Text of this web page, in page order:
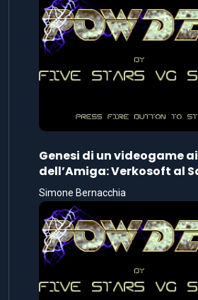
Genesi di un videogame
dell’Amiga: Verkosoft al
Simone Bernacchia